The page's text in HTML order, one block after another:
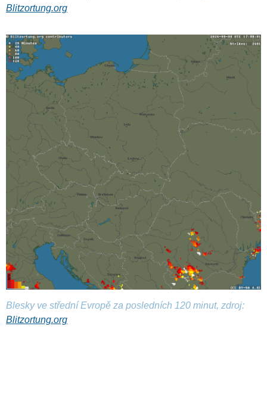
Blitzortung.org
Blesky ve střední Evropě za posledních 120 minut, zdroj:
Blitzortung.org